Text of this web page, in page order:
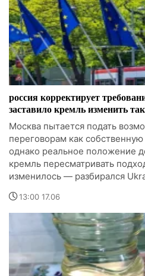
россия корректирует
заставило кремль изменить
Москва пытается подать
переговорам как
однако реальное положение
кремль пересматривать
изменилось — разбирался
13:00 17.06